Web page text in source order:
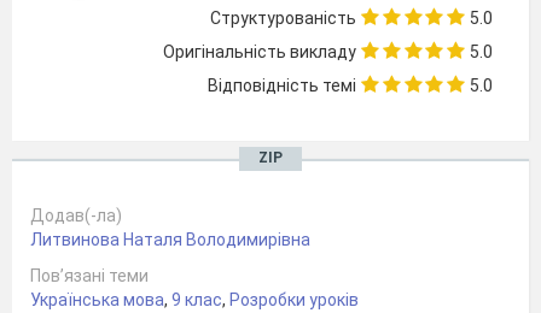
Структурованість
5.0
Оригінальність викладу
5.0
Відповідність темі
5.0
ZIP
Додав(-ла)
Литвинова Наталя Володимирівна
Пов’язані теми
Українська мова, 9 клас, Розробки уроків